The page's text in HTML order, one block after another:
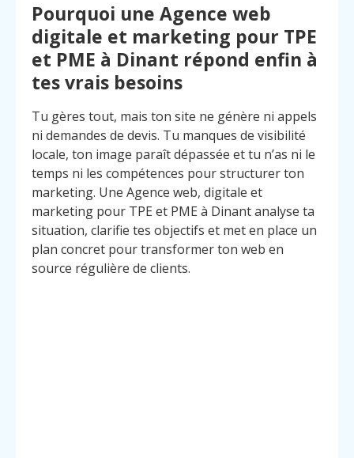
Pourquoi une Agence web
digitale et marketing pour TPE
et PME à Dinant répond enfin à
tes vrais besoins
Tu gères tout, mais ton site ne génère ni appels
ni demandes de devis. Tu manques de visibilité
locale, ton image paraît dépassée et tu n’as ni le
temps ni les compétences pour structurer ton
marketing. Une Agence web, digitale et
marketing pour TPE et PME à Dinant analyse ta
situation, clarifie tes objectifs et met en place un
plan concret pour transformer ton web en
source régulière de clients.